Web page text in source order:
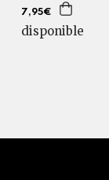
7,95€
disponible